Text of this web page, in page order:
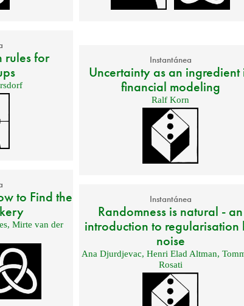
rules for
Instantánea
Uncertainty as an ingredient
financial modeling
Ralf Korn
to Find the
, Mirte van der
Instantánea
Randomness is natural - an
introduction to regularisation
noise
Ana Djurdjevac, Henri Elad Altman,
Rosati